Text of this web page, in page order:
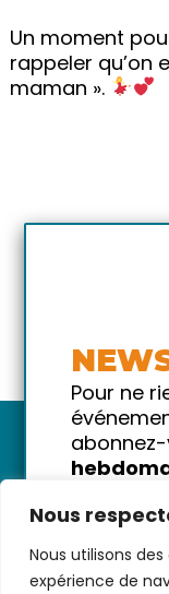
Nous
Nous utilisons
expérience de
Un moment
rappeler qu’on
maman ».
Nous
Pour ne
!
Votre email